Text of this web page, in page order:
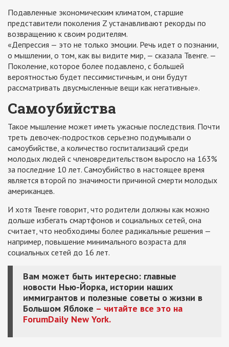
Подавленные экономическим климатом, старшие
представители поколения Z устанавливают рекорды по
возвращению к своим родителям.
«Депрессия — это не только эмоции. Речь идет о познании,
о мышлении, о том, как вы видите мир, — сказала Твенге. —
Поколение, которое более подавлено, с большей
вероятностью будет пессимистичным, и они будут
рассматривать двусмысленные вещи как негативные».
Самоубийства
Такое мышление может иметь ужасные последствия. Почти
треть девочек-подростков серьезно подумывали о
самоубийстве, а количество госпитализаций среди
молодых людей с членовредительством выросло на 163%
за последние 10 лет. Самоубийство в настоящее время
является второй по значимости причиной смерти молодых
американцев.
И хотя Твенге говорит, что родители должны как можно
дольше избегать смартфонов и социальных сетей, она
считает, что необходимы более радикальные решения —
например, повышение минимального возраста для
социальных сетей до 16 лет.
Вам может быть интересно: главные
новости Нью-Йорка, истории наших
иммигрантов и полезные советы о жизни в
Большом Яблоке – читайте все это на
ForumDaily New York.